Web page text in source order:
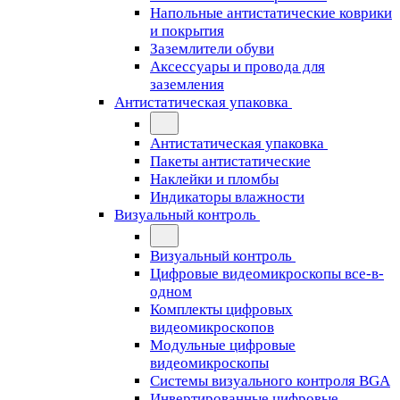
Напольные антистатические коврики
и покрытия
Заземлители обуви
Аксессуары и провода для
заземления
Антистатическая упаковка
Антистатическая упаковка
Пакеты антистатические
Наклейки и пломбы
Индикаторы влажности
Визуальный контроль
Визуальный контроль
Цифровые видеомикроскопы все-в-
одном
Комплекты цифровых
видеомикроскопов
Модульные цифровые
видеомикроскопы
Cистемы визуального контроля BGA